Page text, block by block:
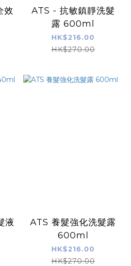
效
ATS - 抗敏鎮靜洗髮
露 600ml
HK$216.00
HK$270.00
液
ATS 養髮強化洗髮露
600ml
HK$216.00
HK$270.00